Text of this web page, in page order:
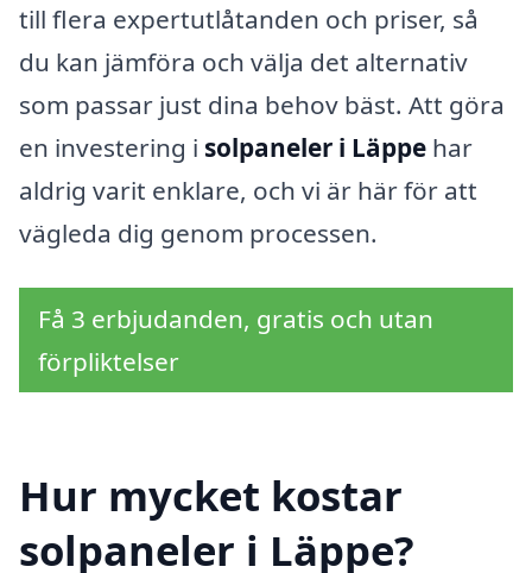
till flera expertutlåtanden och priser, så
du kan jämföra och välja det alternativ
som passar just dina behov bäst. Att göra
en investering i solpaneler i Läppe har
aldrig varit enklare, och vi är här för att
vägleda dig genom processen.
Få 3 erbjudanden, gratis och utan
förpliktelser
Hur mycket kostar
solpaneler i Läppe?